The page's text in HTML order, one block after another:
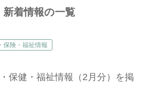
新着情報の一覧
保険・福祉情報
保健・福祉情報（2月分）を掲